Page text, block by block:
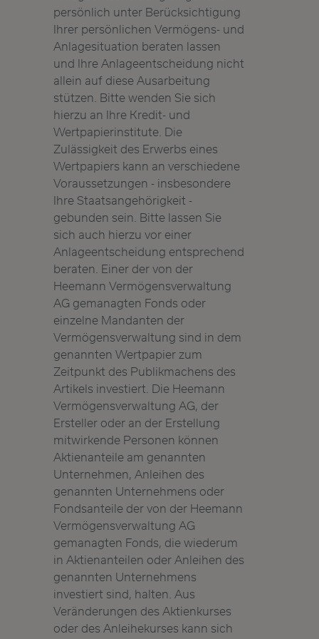
persönlich unter Berücksichtigung
Ihrer persönlichen Vermögens- und
Anlagesituation beraten lassen
und Ihre Anlageentscheidung nicht
allein auf diese Ausarbeitung
stützen. Bitte wenden Sie sich
hierzu an Ihre Kredit- und
Wertpapierinstitute. Die
Zulässigkeit des Erwerbs eines
Wertpapiers kann an verschiedene
Voraussetzungen - insbesondere
Ihre Staatsangehörigkeit -
gebunden sein. Bitte lassen Sie
sich auch hierzu vor einer
Anlageentscheidung entsprechend
beraten. Einer der von der
Heemann Vermögensverwaltung
AG gemanagten Fonds oder
einzelne Mandanten der
Vermögensverwaltung sind in dem
genannten Wertpapier zum
Zeitpunkt des Publikmachens des
Artikels investiert. Die Heemann
Vermögensverwaltung AG, der
Ersteller oder an der Erstellung
mitwirkende Personen können
Aktienanteile am genannten
Unternehmen, Anleihen des
genannten Unternehmens oder
Fondsanteile der von der Heemann
Vermögensverwaltung AG
gemanagten Fonds, die wiederum
in Aktienanteilen oder Anleihen des
genannten Unternehmens
investiert sind, halten. Aus
Veränderungen des Aktienkurses
oder des Anleihekurses kann sich